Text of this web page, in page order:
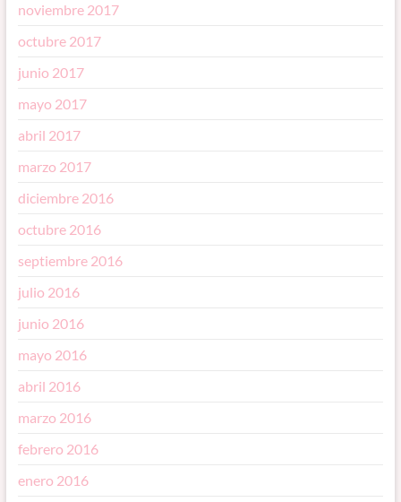
noviembre 2017
octubre 2017
junio 2017
mayo 2017
abril 2017
marzo 2017
diciembre 2016
octubre 2016
septiembre 2016
julio 2016
junio 2016
mayo 2016
abril 2016
marzo 2016
febrero 2016
enero 2016